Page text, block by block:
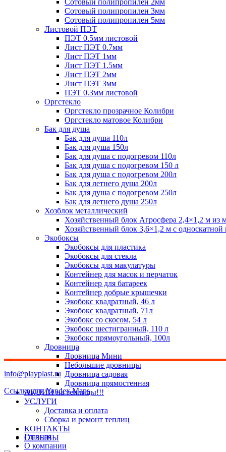
Сотовый полипропилен 2мм
Сотовый полипропилен 3мм
Сотовый полипропилен 5мм
Листовой ПЭТ
ПЭТ 0.5мм листовой
Лист ПЭТ 0.7мм
Лист ПЭТ 1мм
Лист ПЭТ 1.5мм
Лист ПЭТ 2мм
Лист ПЭТ 3мм
ПЭТ 0.3мм листовой
Оргстекло
Оргстекло прозрачное Колибри
Оргстекло матовое Колибри
Бак для душа
Бак для душа 110л
Бак для душа 150л
Бак для душа с подогревом 110л
Бак для душа с подогревом 150 л
Бак для душа с подогревом 200л
Бак для летнего душа 200л
Бак для душа с подогревом 250л
Бак для летнего душа 250л
Хозблок металлический
Хозяйственный блок Агросфера 2,4×1,2 м из
Хозяйственный блок 3,6×1,2 м с
Экобоксы
Экобоксы для пластика
Экобоксы для стекла
Экобоксы для макулатуры
Контейнер для масок и перчаток
Контейнер для батареек
Контейнер добрые крышечки
Экобокс квадратный, 46 л
Экобокс квадратный, 71л
Экобокс со скосом, 54 л
Экобокс шестигранный, 110 л
Экобокс прямоугольный, 100л
Дровница
Дровница Мини
Небольшие дровницы
Дровница садовая
Дровница прямостенная
АКЦИИ на теплицы!!!
УСЛУГИ
Доставка и оплата
Сборка и ремонт теплиц
КОНТАКТЫ
ОТЗЫВЫ
info@playplast.ru
Ссылка для Yandex Maps
Главная
О компании